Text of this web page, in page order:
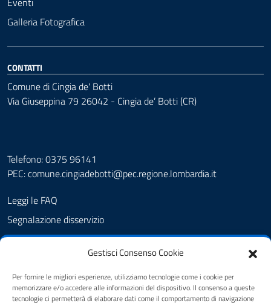
Gestisci Consenso Cookie
Per fornire le migliori esperienze, utilizziamo tecnologie come i cookie per
memorizzare e/o accedere alle informazioni del dispositivo. Il consenso a queste
tecnologie ci permetterà di elaborare dati come il comportamento di navigazione
Galleria Fotografica
CONTATTI
Comune di Cingia de' Botti
Via Giuseppina 79 26042 - Cingia de’ Botti (CR)
Telefono: 0375 96141
PEC:comune.cingiadebotti@pec.regione.lombardia.it
Leggi le FAQ
Segnalazione disservizio
Prenotazione appuntamento
Amministrazione trasparente
Informativa privacy